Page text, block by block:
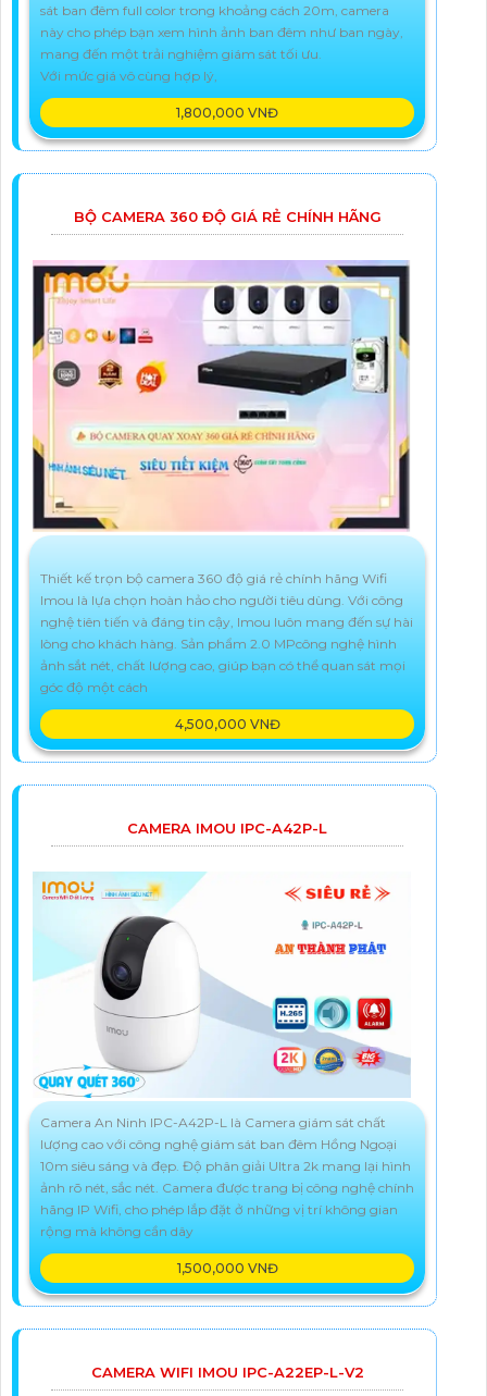
sát ban đêm full color trong khoảng cách 20m, camera
này cho phép bạn xem hình ảnh ban đêm như ban ngày,
mang đến một trải nghiệm giám sát tối ưu.
Với mức giá vô cùng hợp lý,
1,800,000 VNĐ
BỘ CAMERA 360 ĐỘ GIÁ RẺ CHÍNH HÃNG
Thiết kế trọn bộ camera 360 độ giá rẻ chính hãng Wifi
Imou là lựa chọn hoàn hảo cho người tiêu dùng. Với công
nghệ tiên tiến và đáng tin cậy, Imou luôn mang đến sự hài
lòng cho khách hàng. Sản phẩm 2.0 MPcông nghệ hình
ảnh sắt nét, chất lượng cao, giúp bạn có thể quan sát mọi
góc độ một cách
4,500,000 VNĐ
CAMERA IMOU IPC-A42P-L
Camera An Ninh IPC-A42P-L là Camera giám sát chất
lượng cao với công nghệ giám sát ban đêm Hồng Ngoại
10m siêu sáng và đẹp. Độ phân giải Ultra 2k mang lại hình
ảnh rõ nét, sắc nét. Camera được trang bị công nghệ chính
hãng IP Wifi, cho phép lắp đặt ở những vị trí không gian
rộng mà không cần dây
1,500,000 VNĐ
CAMERA WIFI IMOU IPC-A22EP-L-V2